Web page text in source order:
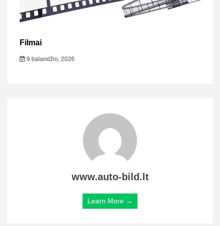
Filmai
9 balandžio, 2026
www.auto-bild.lt
Learn More →